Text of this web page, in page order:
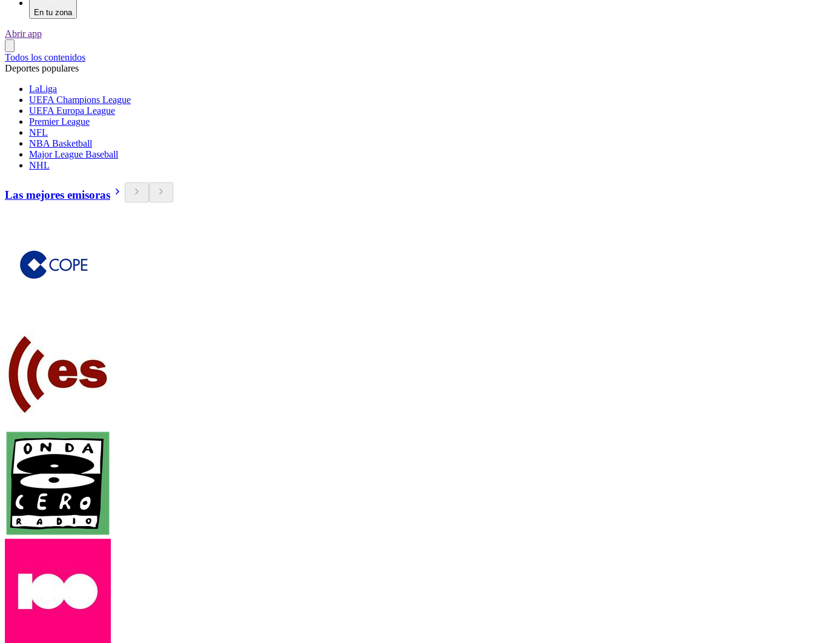
En tu zona
Abrir app
Todos los contenidos
Deportes populares
LaLiga
UEFA Champions League
UEFA Europa League
Premier League
NFL
NBA Basketball
Major League Baseball
NHL
Las mejores emisoras